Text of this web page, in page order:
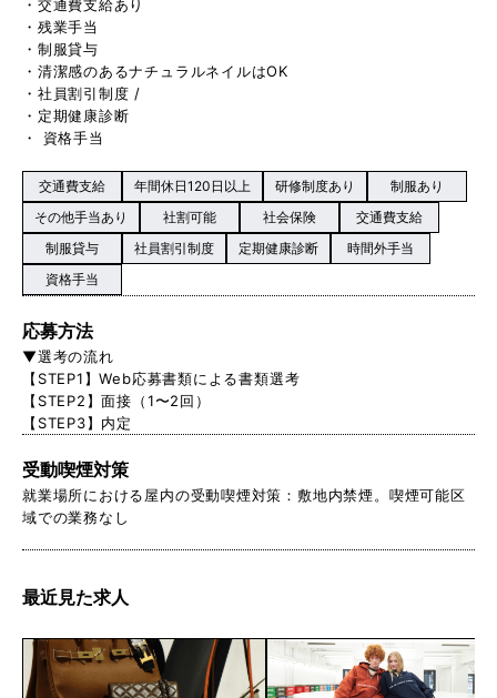
・交通費支給あり
・残業手当
・制服貸与
・清潔感のあるナチュラルネイルはOK
・社員割引制度 /
・定期健康診断
・ 資格手当
交通費支給 年間休日120日以上 研修制度あり
制服あり
その他手当あり
社割可能 社会保険
交通費支給
制服貸与
社員割引制度 定期健康診断
時間外手当
資格手当
応募方法
▼選考の流れ
【STEP1】Web応募書類による書類選考
【STEP2】面接（1〜2回）
【STEP3】内定
受動喫煙対策
就業場所における屋内の受動喫煙対策：敷地内禁煙。喫煙可能区
域での業務なし
最近見た求人